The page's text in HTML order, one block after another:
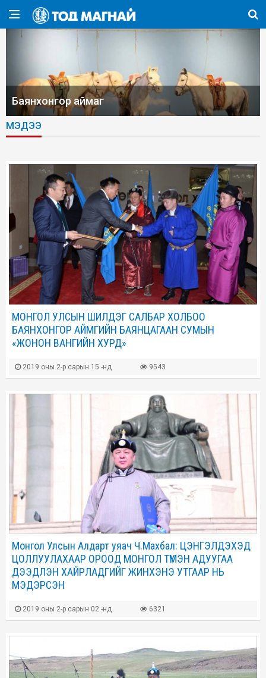
Баянхонгор аймаг
МЭДЭЭ
МОНГОЛ УЛСЫН ШИЛДЭГ САЛБАР ХОЛБОО
БАЯНХОНГОР АЙМГИЙН БАЯНЦАГААН СУМЫН
«ЖОНОН ВАНГИЙН ХУРД»
2019 оны 2-р сарын 15 -нд 9543
Монгол Улсын Алдарт уяач Ч.Махбал: ЦЭНГЭЛДЭХЭД
ЦОЛЛУУЛАХААР ОРООД МОНГОЛ ТҮМЭН АДУУГАА
ДЭЭДЛЭН ХАЙРЛАДГИЙГ ЖИНХЭНЭ УТГААР НЬ
МЭДЭРСЭН
2019 оны 2-р сарын 02 -нд 6321